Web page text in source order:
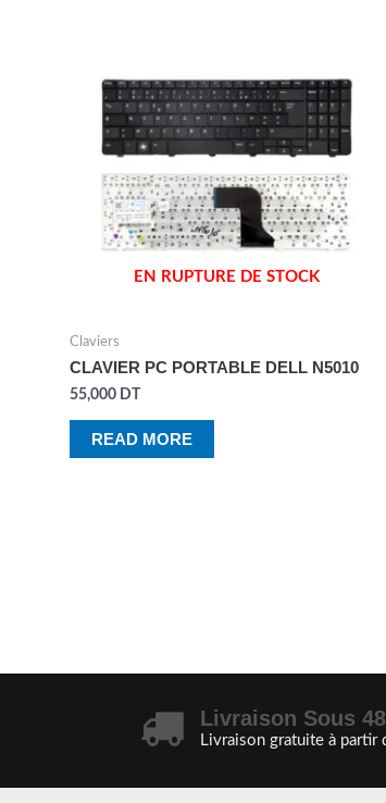
EN RUPTURE DE STOCK
Claviers
CLAVIER PC PORTABLE DELL N5010
55,000 DT
READ MORE
Livraison Sous
Livraison gratuite à partir